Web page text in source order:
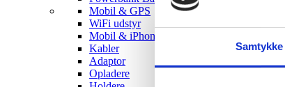
Samtykke
Mobil & GPS
WiFi udstyr
Mobil & iPhone tilbehør
Kabler
Adaptor
Opladere